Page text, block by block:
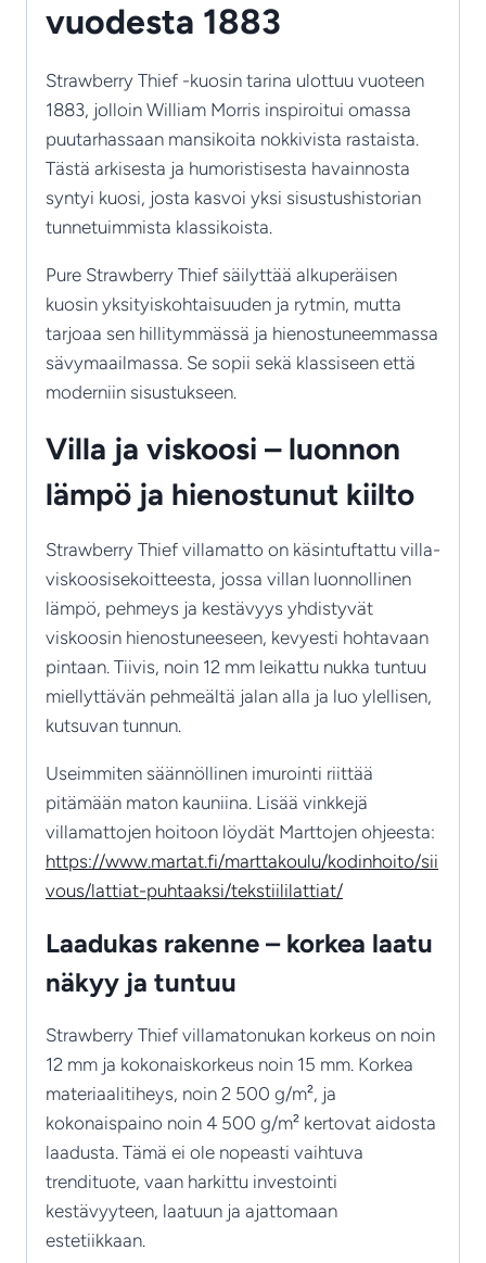
vuodesta 1883
Strawberry Thief -kuosin tarina ulottuu vuoteen
1883, jolloin William Morris inspiroitui omassa
puutarhassaan mansikoita nokkivista rastaista.
Tästä arkisesta ja humoristisesta havainnosta
syntyi kuosi, josta kasvoi yksi sisustushistorian
tunnetuimmista klassikoista.
Pure Strawberry Thief säilyttää alkuperäisen
kuosin yksityiskohtaisuuden ja rytmin, mutta
tarjoaa sen hillitymmässä ja hienostuneemmassa
sävymaailmassa. Se sopii sekä klassiseen että
moderniin sisustukseen.
Villa ja viskoosi – luonnon
lämpö ja hienostunut kiilto
Strawberry Thief villamatto on käsintuftattu villa-
viskoosisekoitteesta, jossa villan luonnollinen
lämpö, pehmeys ja kestävyys yhdistyvät
viskoosin hienostuneeseen, kevyesti hohtavaan
pintaan. Tiivis, noin 12 mm leikattu nukka tuntuu
miellyttävän pehmeältä jalan alla ja luo ylellisen,
kutsuvan tunnun.
Useimmiten säännöllinen imurointi riittää
pitämään maton kauniina. Lisää vinkkejä
villamattojen hoitoon löydät Marttojen ohjeesta:
https://www.martat.fi/marttakoulu/kodinhoito/sii
vous/lattiat-puhtaaksi/tekstiililattiat/
Laadukas rakenne – korkea laatu
näkyy ja tuntuu
Strawberry Thief villamatonukan korkeus on noin
12 mm ja kokonaiskorkeus noin 15 mm. Korkea
materiaalitiheys, noin 2 500 g/m², ja
kokonaispaino noin 4 500 g/m² kertovat aidosta
laadusta. Tämä ei ole nopeasti vaihtuva
trendituote, vaan harkittu investointi
kestävyyteen, laatuun ja ajattomaan
estetiikkaan.